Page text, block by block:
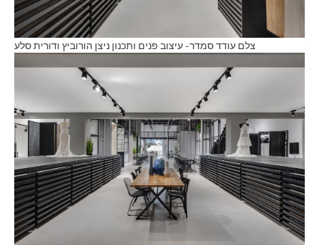
צלם עודד סמדר- עיצוב פנים ותכנון ניצן הורוביץ ודורית סלע